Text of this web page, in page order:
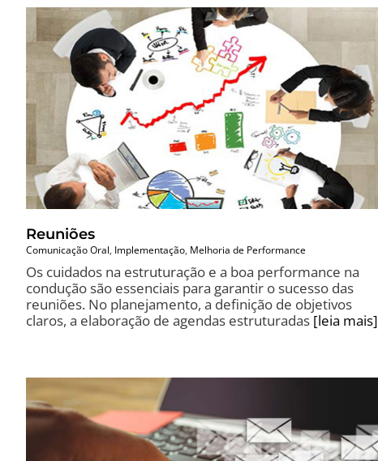
Reuniões
Comunicação Oral, Implementação, Melhoria de Performance
Os cuidados na estruturação e a boa performance na
condução são essenciais para garantir o sucesso das
reuniões. No planejamento, a definição de objetivos
claros, a elaboração de agendas estruturadas [leia mais]